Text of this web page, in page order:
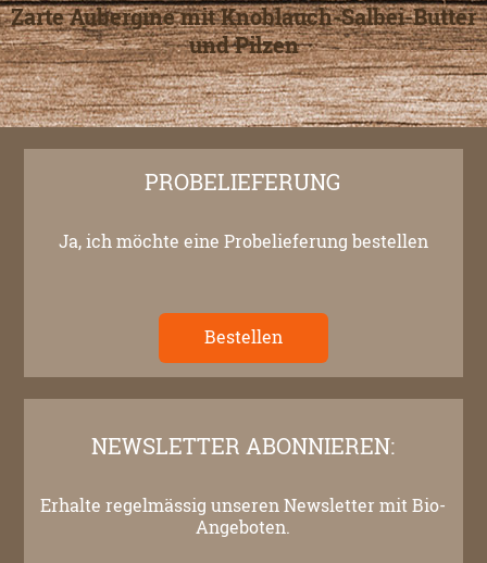
Zarte Aubergine mit Knoblauch-Salbei-Butter
und Pilzen
PROBELIEFERUNG
Ja, ich möchte eine Probelieferung bestellen
Bestellen
NEWSLETTER ABONNIEREN:
Erhalte regelmässig unseren Newsletter mit Bio-
Angeboten.